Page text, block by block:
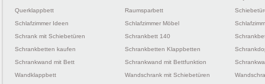
Querklappbett
Raumsparbett
Schlafzimmer Ideen
Schlafzimmer Möbel
Schrank mit Schiebetüren
Schrankbett 140
Schrankbetten kaufen
Schrankbetten Klappbetten
Schrankwand mit Bett
Schrankwand mit Bettfunktion
Wandklappbett
Wandschrank mit Schiebetüren